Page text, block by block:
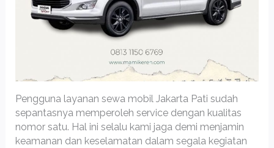
Pengguna layanan sewa mobil Jakarta Pati sudah
sepantasnya memperoleh service dengan kualitas
nomor satu. Hal ini selalu kami jaga demi menjamin
keamanan dan keselamatan dalam segala kegiatan